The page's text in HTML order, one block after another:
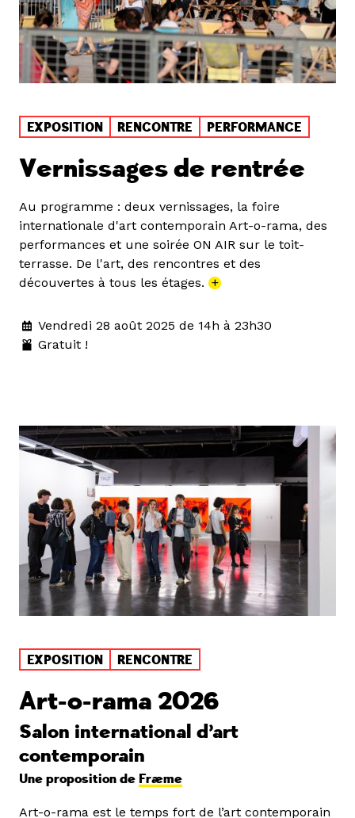
EXPOSITION RENCONTRE PERFORMANCE
Vernissages de rentrée
Au programme : deux vernissages, la foire
internationale d'art contemporain Art-o-rama, des
performances et une soirée ON AIR sur le toit-
terrasse. De l'art, des rencontres et des
découvertes à tous les étages. +
Vendredi 28 août 2025 de 14h à 23h30
Gratuit !
EXPOSITION RENCONTRE
Art-o-rama 2026
Salon international d’art
contemporain
Une proposition de Fræme
Art-o-rama est le temps fort de l’art contemporain